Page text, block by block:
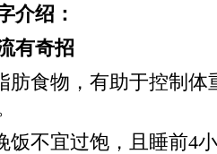
绍：
有奇招
食物，有助于控制体
不宜过饱，且睡前4